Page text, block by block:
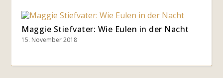
Maggie Stiefvater: Wie Eulen in der Nacht
15. November 2018